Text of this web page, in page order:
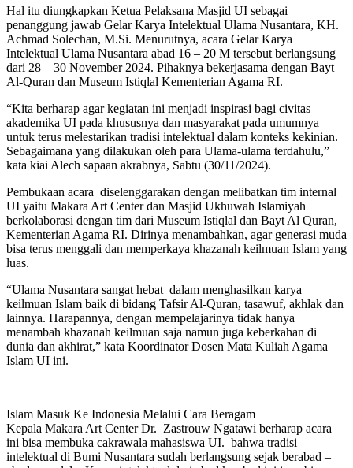
Hal itu diungkapkan Ketua Pelaksana Masjid UI sebagai
penanggung jawab Gelar Karya Intelektual Ulama Nusantara, KH.
Achmad Solechan, M.Si. Menurutnya, acara Gelar Karya
Intelektual Ulama Nusantara abad 16 – 20 M tersebut berlangsung
dari 28 – 30 November 2024. Pihaknya bekerjasama dengan Bayt
Al-Quran dan Museum Istiqlal Kementerian Agama RI.
“Kita berharap agar kegiatan ini menjadi inspirasi bagi civitas
akademika UI pada khususnya dan masyarakat pada umumnya
untuk terus melestarikan tradisi intelektual dalam konteks kekinian.
Sebagaimana yang dilakukan oleh para Ulama-ulama terdahulu,”
kata kiai Alech sapaan akrabnya, Sabtu (30/11/2024).
Pembukaan acara diselenggarakan dengan melibatkan tim internal
UI yaitu Makara Art Center dan Masjid Ukhuwah Islamiyah
berkolaborasi dengan tim dari Museum Istiqlal dan Bayt Al Quran,
Kementerian Agama RI. Dirinya menambahkan, agar generasi muda
bisa terus menggali dan memperkaya khazanah keilmuan Islam yang
luas.
“Ulama Nusantara sangat hebat dalam menghasilkan karya
keilmuan Islam baik di bidang Tafsir Al-Quran, tasawuf, akhlak dan
lainnya. Harapannya, dengan mempelajarinya tidak hanya
menambah khazanah keilmuan saja namun juga keberkahan di
dunia dan akhirat,” kata Koordinator Dosen Mata Kuliah Agama
Islam UI ini.
Islam Masuk Ke Indonesia Melalui Cara Beragam
Kepala Makara Art Center Dr. Zastrouw Ngatawi berharap acara
ini bisa membuka cakrawala mahasiswa UI. bahwa tradisi
intelektual di Bumi Nusantara sudah berlangsung sejak berabad –